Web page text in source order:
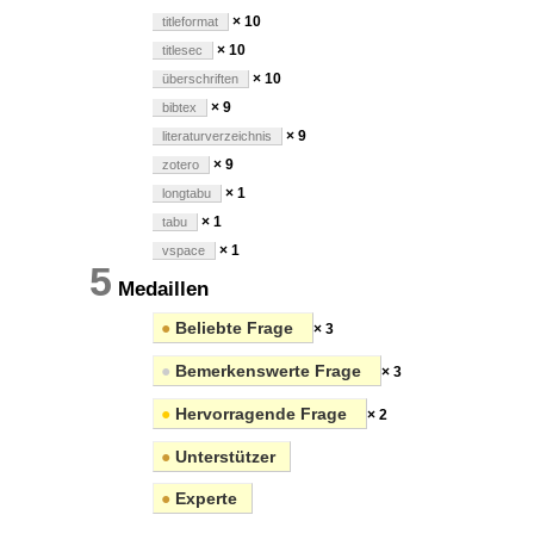
titleformat × 10
titlesec × 10
überschriften × 10
bibtex × 9
literaturverzeichnis × 9
zotero × 9
longtabu × 1
tabu × 1
vspace × 1
5 Medaillen
● Beliebte Frage × 3
● Bemerkenswerte Frage × 3
● Hervorragende Frage × 2
● Unterstützer
● Experte